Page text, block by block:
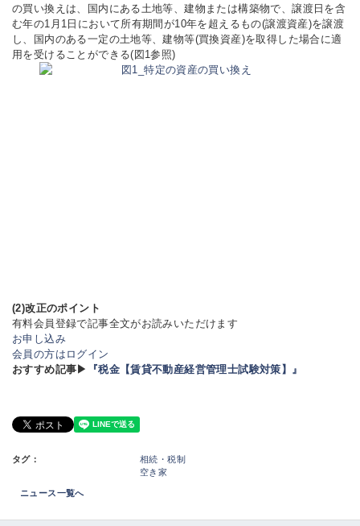
の買い換えは、国内にある土地等、建物または構築物で、譲渡日を含
む年の1月1日において所有期間が10年を超えるもの(譲渡資産)を譲渡
し、国内のある一定の土地等、建物等(買換資産)を取得した場合に適
用を受けることができる(図1参照)
(2)改正のポイント
有料会員登録で記事全文がお読みいただけます
お申し込み
会員の方はログイン
おすすめ記事▶
『税金【賃貸不動産経営管理士試験対策】』
タグ：
相続・税制
空き家
ニュース一覧へ